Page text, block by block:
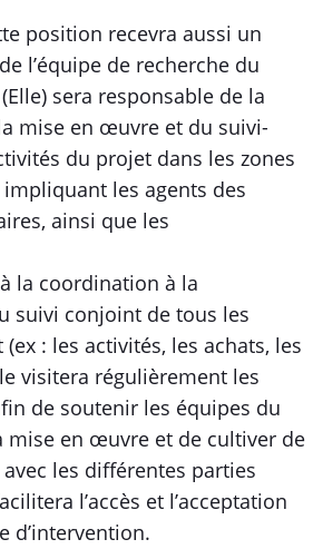
position recevra aussi un
l’équipe de recherche du
sera responsable de la
mise en œuvre et du suivi-
du projet dans les zones
impliquant les agents des
ainsi que les
la coordination à la
suivi conjoint de tous les
: les activités, les achats, les
visitera régulièrement les
de soutenir les équipes du
mise en œuvre et de cultiver de
les différentes parties
l’accès et l’acceptation
d’intervention.